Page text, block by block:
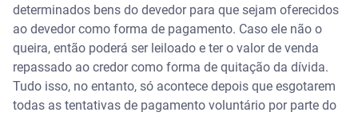
determinados bens do devedor para que sejam oferecidos
ao devedor como forma de pagamento. Caso ele não o
queira, então poderá ser leiloado e ter o valor de venda
repassado ao credor como forma de quitação da dívida.
Tudo isso, no entanto, só acontece depois que esgotarem
todas as tentativas de pagamento voluntário por parte do